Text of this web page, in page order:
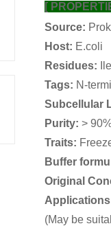
[
Source:
Host: E.coli
Residues:
Tags: N-
Subcellular
Purity: >
Traits:
Buffer
Original
(May be